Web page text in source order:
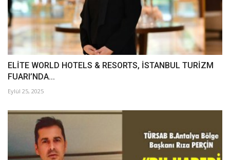
ELİTE WORLD HOTELS & RESORTS, İSTANBUL TURİZM
FUARI’NDA...
Eylül 25, 2025